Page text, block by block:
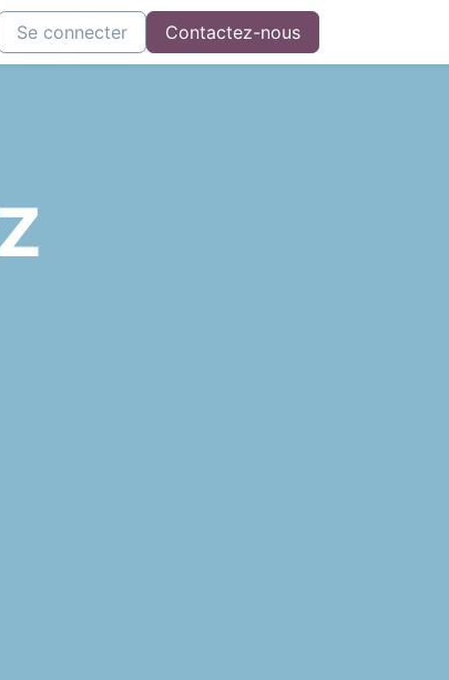
Se connecter Contactez-nous